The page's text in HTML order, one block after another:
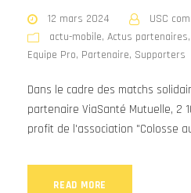
12 mars 2024
USC
actu-mobile, Actus partenaires,
Equipe Pro, Partenaire, Supporters
Dans le cadre des matchs
partenaire ViaSanté Mutuelle, 2
profit de l'association "Colosse
READ MORE